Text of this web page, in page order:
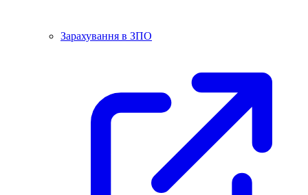
Зарахування в ЗПО